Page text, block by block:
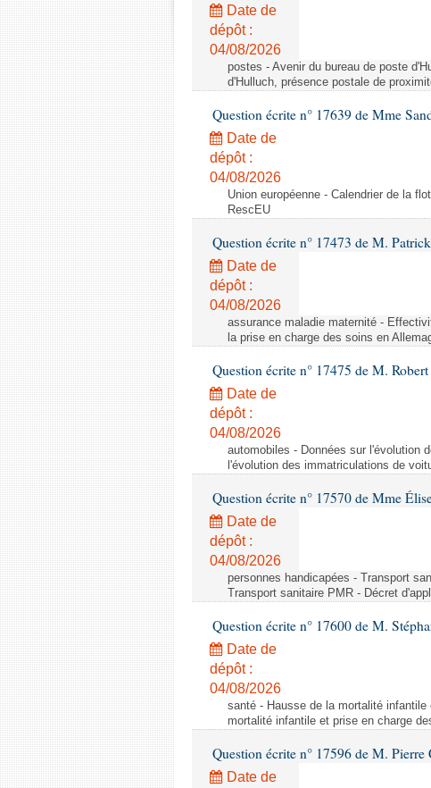
Date de
dépôt :
04/08/2026
postes - Avenir du bureau de poste
d'Hulluch, présence postale de
Question écrite n° 17639 de Mme
Date de
dépôt :
04/08/2026
Union européenne - Calendrier de la
RescEU
Question écrite n° 17473 de M.
Date de
dépôt :
04/08/2026
assurance maladie maternité -
la prise en charge des soins en
Question écrite n° 17475 de M.
Date de
dépôt :
04/08/2026
automobiles - Données sur l'évolution
l'évolution des immatriculations de
Question écrite n° 17570 de Mme
Date de
dépôt :
04/08/2026
personnes handicapées - Transport
Transport sanitaire PMR - Décret
Question écrite n° 17600 de M.
Date de
dépôt :
04/08/2026
santé - Hausse de la mortalité
mortalité infantile et prise en charge
Question écrite n° 17596 de M. Pierre
Date de